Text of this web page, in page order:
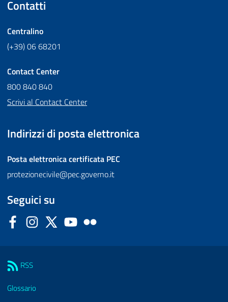
Contatti
Centralino
(+39) 06 68201
Contact Center
800 840 840
Scrivi al Contact Center
Indirizzi di posta elettronica
Posta elettronica certificata PEC
protezionecivile@pec.governo.it
Seguici su
FacebookInstagram
Twitter YouTube
RSS
Glossario